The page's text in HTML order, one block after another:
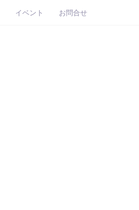
イベント お問合せ